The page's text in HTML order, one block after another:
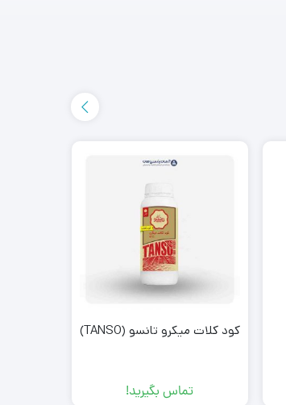
کود کلات میکرو تانسو (TANSO)
تماس بگیرید!